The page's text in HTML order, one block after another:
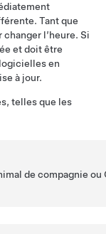
Tant que
l’heure. Si
et doit être
en
à jour.
telles que les
de compagnie ou